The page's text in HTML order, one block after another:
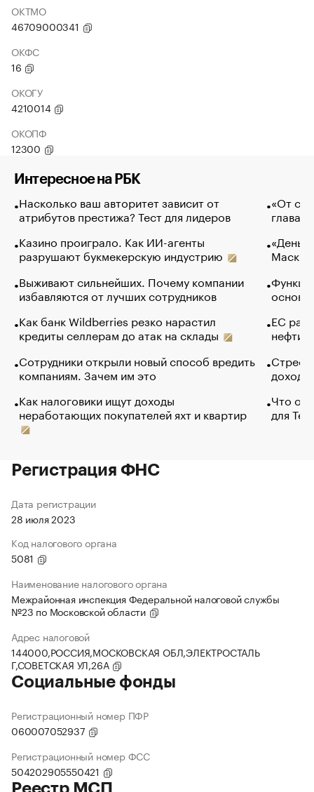
ОКТМО
46709000341
ОКФС
16
ОКОГУ
4210014
ОКОПФ
12300
Интересное на РБК
Насколько ваш авторитет зависит от
атрибутов престижа? Тест для лидеров
Казино проиграло. Как ИИ-агенты
разрушают букмекерскую индустрию
Выживают сильнейших. Почему компании
избавляются от лучших сотрудников
Как банк Wildberries резко нарастил
кредиты селлерам до атак на склады
Сотрудники открыли новый способ вредить
компаниям. Зачем им это
Как налоговики ищут доходы
неработающих покупателей яхт и квартир
«От
глава
Маск в
основ
ЕС
нефти
Что
для
Регистрация ФНС
Дата регистрации
28 июля 2023
Код налогового органа
5081
Наименование налогового органа
Межрайонная инспекция Федеральной налоговой службы
№23 по Московской области
Адрес налоговой
144000,РОССИЯ,МОСКОВСКАЯ ОБЛ,ЭЛЕКТРОСТАЛЬ
Г,СОВЕТСКАЯ УЛ,26А
Социальные фонды
Регистрационный номер ПФР
060007052937
Регистрационный номер ФСС
504202905550421